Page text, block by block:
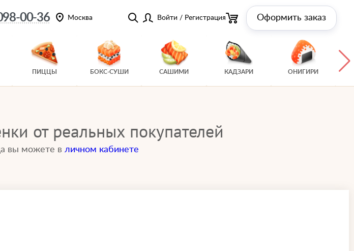
00-36 Москва Войти / Регистрация Оформить заказ
ПИЦЦЫ БОКС-СУШИ САШИМИ КАДЗАРИ ОНИГИРИ
от реальных покупателей
вы можете в личном кабинете